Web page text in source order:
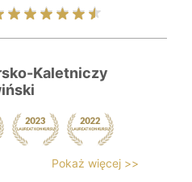
Kaletniczy
Pokaż więcej >>